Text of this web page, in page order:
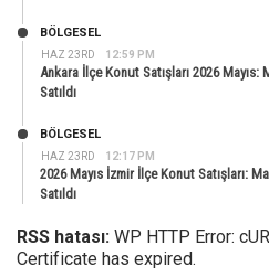
HAZ 23RD 12:59 PM
BÖLGESEL
Ankara İlçe Konut Satışları 2026 Mayıs:
Satıldı
HAZ 23RD 12:17 PM
BÖLGESEL
2026 Mayıs İzmir İlçe Konut Satışları:
Satıldı
RSS hatası: WP HTTP Error:
Certificate has expired.